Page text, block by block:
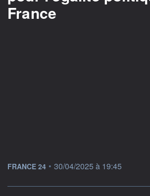
France
information fournie par
FRANCE 24 • 30/04/2025 à 19:45